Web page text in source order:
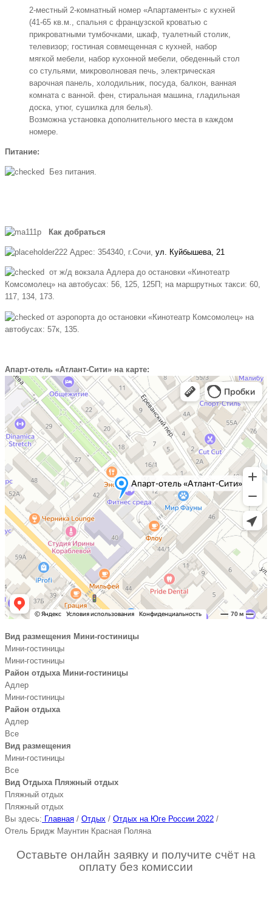
2-местный 2-комнатный номер «Апартаменты» с кухней
(41-65 кв.м., спальня с французской кроватью с
прикроватными тумбочками, шкаф, туалетный столик,
телевизор; гостиная совмещенная с кухней, набор
мягкой мебели, набор кухонной мебели, обеденный стол
со стульями, микроволновая печь, электрическая
варочная панель, холодильник, посуда, балкон, ванная
комната с ванной. фен, стиральная машина, гладильная
доска, утюг, сушилка для белья).
Возможна установка дополнительного места в каждом
номере.
Питание:
Без питания.
Как добраться
Адрес: 354340, г.Сочи, ул. Куйбышева, 21
от ж/д вокзала Адлера до остановки «Кинотеатр
Комсомолец» на автобусах: 56, 125, 125П; на маршрутных такси: 60,
117, 134, 173.
от аэропорта до остановки «Кинотеатр Комсомолец» на
автобусах: 57к, 135.
Апарт-отель «Атлант-Сити» на карте:
Вид размещения Мини-гостиницы
Мини-гостиницы
Мини-гостиницы
Район отдыха Мини-гостиницы
Адлер
Мини-гостиницы
Район отдыха
Адлер
Все
Вид размещения
Мини-гостиницы
Все
Вид Отдыха Пляжный отдых
Пляжный отдых
Пляжный отдых
Вы здесь: Главная / Отдых / Отдых на Юге России 2022 /
Отель Бридж Маунтин Красная Поляна
Оставьте онлайн заявку и получите счёт на
оплату без комиссии